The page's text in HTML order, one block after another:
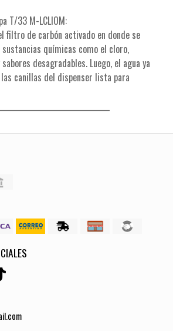
T/33 M-LCLIOM:
filtro de carbón activado en donde se
químicas como el cloro,
desagradables. Luego, el agua ya
canillas del dispenser lista para